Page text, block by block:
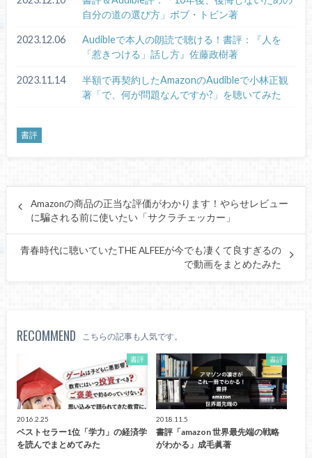
自分の道の選び方」ボブ・トビン著
2023.12.06
Audibleで本人の朗読で聴ける！書評：『人を
「惹きつける」話し方』佐藤政樹著
2023.11.14
半額で再契約したAmazonのAudibleで小林正観
著「で、何が問題なんですか?」を聴いてみた
書評
Amazonの商品の正当な評価がわかります！やらせレビュー
に騙される前に使いたい「サクラチェッカー」
青春時代に聴いていたTHE ALFEEが今でも凄くて良すぎるの
で動画をまとめたみた
RECOMMEND こちらの記事も人気です。
書評
2016.2.25
ベストセラー1位「学力」の経済学
を読んでまとめてみた
書評
2018.11.5
書評「amazon 世界最先端の戦略
がわかる」成毛眞著